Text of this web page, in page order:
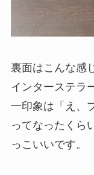
裏面はこんな感
インターステラ
一印象は「え、
ってなったくら
っこいいです。